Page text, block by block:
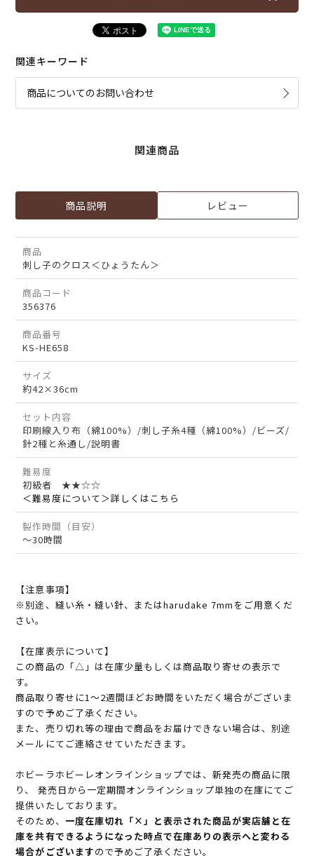
関連キーワード
商品についてのお問い合わせ
関連商品
商品説明 レビュー
商品
刺し子のクロス＜ひょうたん＞
商品コード
356376
商品番号
KS-HE658
サイズ
約42×36cm
セット内容
印刷線入り布（綿100%）/刺し子糸4種（綿100%）/ビーズ/
針2種と糸通し/説明書
難易度
初級者 ★★☆☆
＜難易度について＞詳しくはこちら
製作時間（目安）
～30時間
【注意事項】
※別途、縫い糸・縫い針、またはharudake 7mmをご用意くだ
さい。
【在庫表示について】
この商品の「△」は在庫少量もしくは商品取り寄せの表示で
す。
商品取り寄せに1～2週間ほどお時間をいただく場合がございま
すので予めご了承ください。
また、売り切れ等の理由で商品をお届けできない場合は、別途
メールにてご連絡させていただきます。
ホビーラホビーレオンラインショップでは、新発売の商品に限
り、 発売日から一定期間オンラインショップ単独の在庫にてご
提供いたしております。
そのため、 一度在庫切れ「×」と表示された商品が実店舗と在
庫を共有できるようになった時点で在庫ありの表示へと変わる
場合がございますので予めご了承ください。